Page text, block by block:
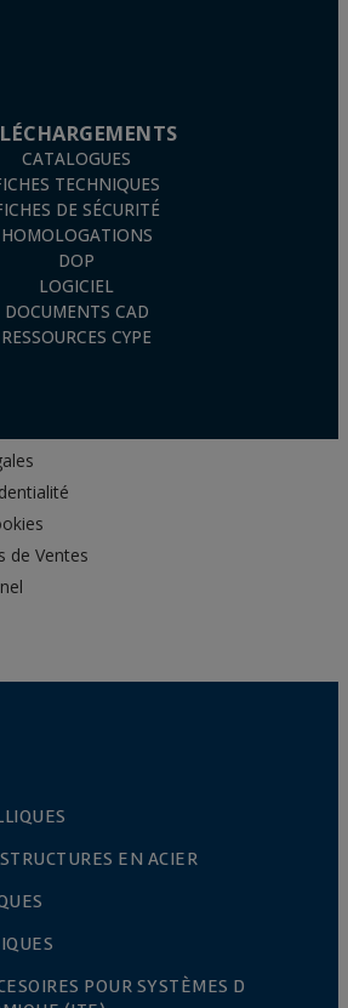
CATALOGUES
TECHNIQUES
DE SÉCURITÉ
HOMOLOGATIONS
DOP
LOGICIEL
DOCUMENTS CAD
RESSOURCES CYPE
de Ventes
EN ACIER
POUR SYSTÈMES D